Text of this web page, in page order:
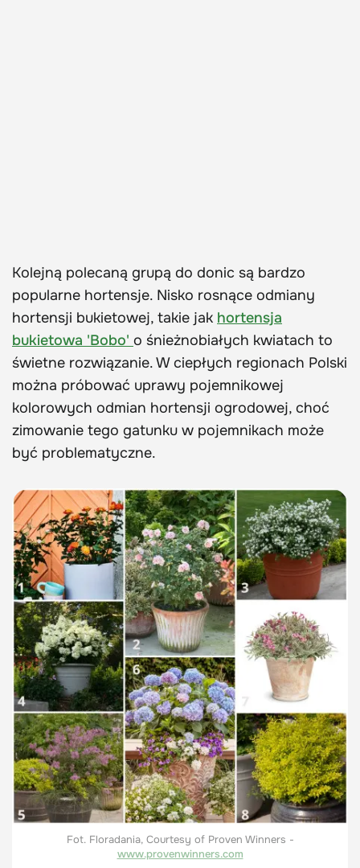
Kolejną polecaną grupą do donic są bardzo
popularne hortensje. Nisko rosnące odmiany
hortensji bukietowej, takie jak hortensja
bukietowa 'Bobo' o śnieżnobiałych kwiatach to
świetne rozwiązanie. W ciepłych regionach Polski
można próbować uprawy pojemnikowej
kolorowych odmian hortensji ogrodowej, choć
zimowanie tego gatunku w pojemnikach może
być problematyczne.
Fot. Floradania, Courtesy of Proven Winners -
www.provenwinners.com